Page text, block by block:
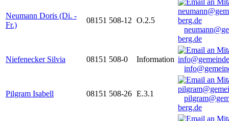
Neumann Doris (Di. -
Fr.)
08151 508-12 O.2.5
berg.de
Niefenecker Silvia 08151 508-0
Information
Pilgram Isabell 08151 508-26 E.3.1
berg.de